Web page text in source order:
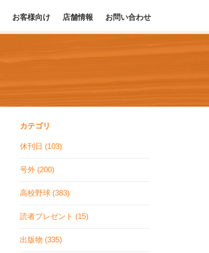
お客様向け 店舗情報 お問い合わせ
カテゴリ
休刊日 (103)
号外 (200)
高校野球 (383)
読者プレゼント (15)
出版物 (335)